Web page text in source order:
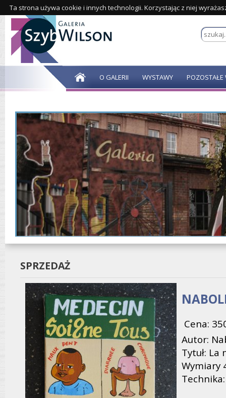
Ta strona używa cookie i innych technologii. Korzystając z niej
O GALERII WYSTAWY POZOSTAŁE
SPRZEDAŻ
Cena:
Autor:
Tytuł: La
Wymiary